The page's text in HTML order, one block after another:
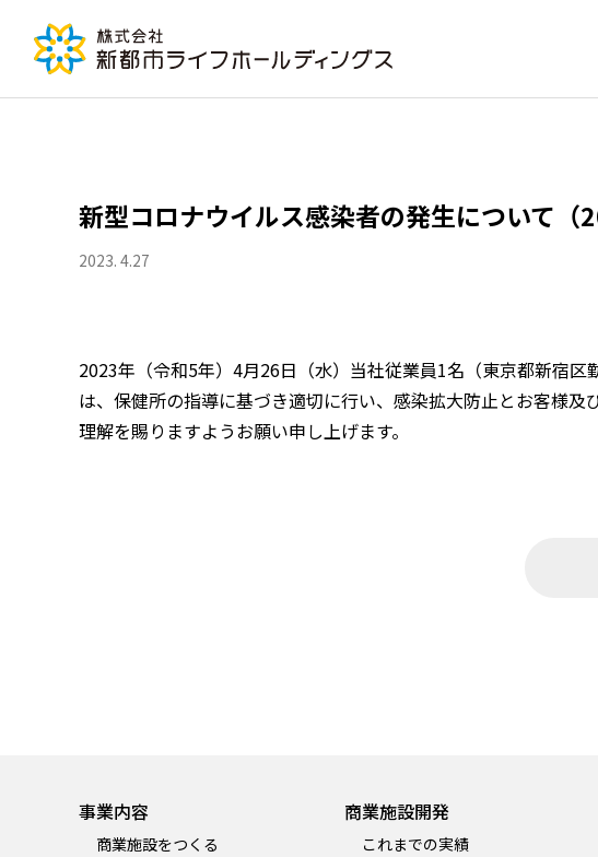
新型コロナウイルス感染者の発生について（
2023. 4.27
2023年（令和5年）4月26日（水）当社従業員1名（東京都新宿
は、保健所の指導に基づき適切に行い、感染拡大防止とお客様
理解を賜りますようお願い申し上げます。
事業内容
商業施設をつくる
商業施設開発
これまでの実績